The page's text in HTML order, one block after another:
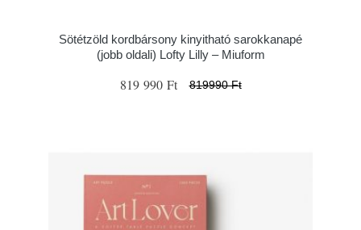
Sötétzöld kordbársony kinyitható sarokkanapé
(jobb oldali) Lofty Lilly – Miuform
819 990 Ft 819990 Ft